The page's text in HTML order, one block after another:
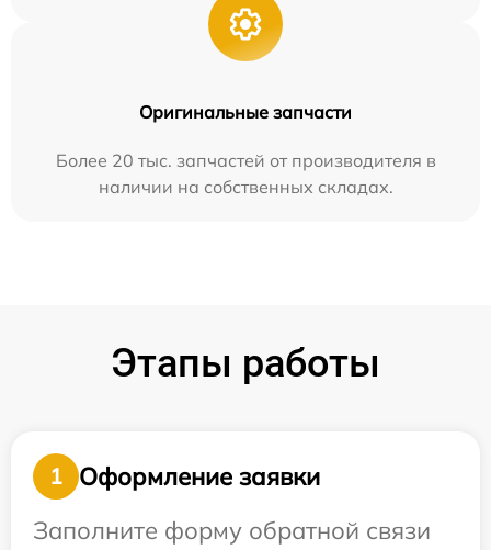
Оригинальные запчасти
Более 20 тыс. запчастей от производителя в
наличии на собственных складах.
Этапы работы
1
Оформление заявки
Заполните форму обратной связи